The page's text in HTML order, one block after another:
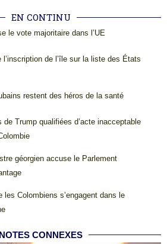
EN CONTINU
le vote majoritaire dans l’UE
l’inscription de l’île sur la liste des États
restent des héros de la santé
de Trump qualifiées d’acte inacceptable
géorgien accuse le Parlement
les Colombiens s’engagent dans le
NOTES CONNEXES